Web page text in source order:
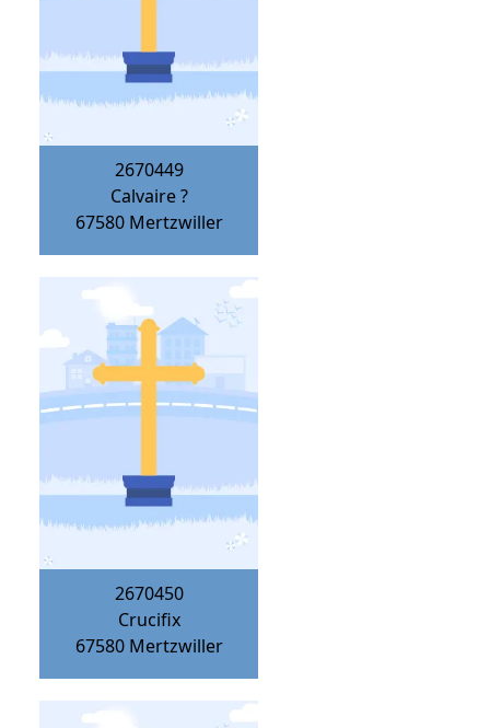
2670449
Calvaire ?
67580 Mertzwiller
2670450
Crucifix
67580 Mertzwiller